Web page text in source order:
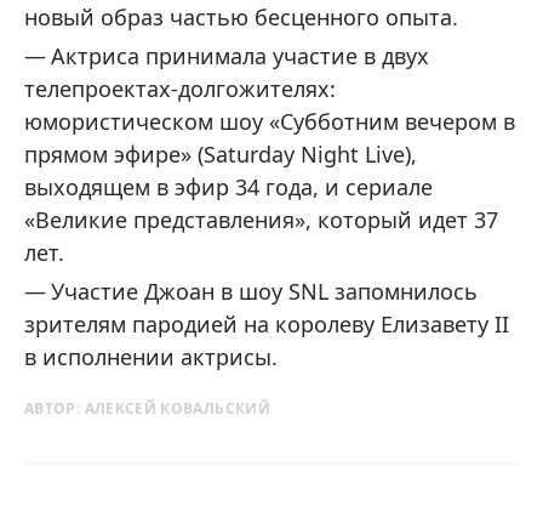
новый образ частью бесценного опыта.
Актриса принимала участие в двух
телепроектах-долгожителях:
юмористическом шоу «Субботним вечером в
прямом эфире» (Saturday Night Live),
выходящем в эфир 34 года, и сериале
«Великие представления», который идет 37
лет.
Участие Джоан в шоу SNL запомнилось
зрителям пародией на королеву Елизавету II
в исполнении актрисы.
АВТОР: АЛЕКСЕЙ КОВАЛЬСКИЙ